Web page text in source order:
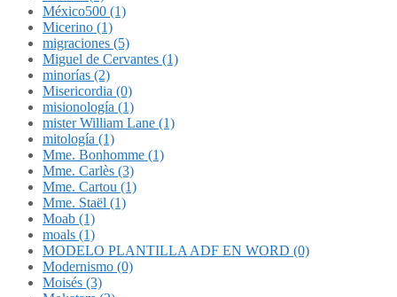
México500 (1)
Micerino (1)
migraciones (5)
Miguel de Cervantes (1)
minorías (2)
Misericordia (0)
misionología (1)
mister William Lane (1)
mitología (1)
Mme. Bonhomme (1)
Mme. Carlès (3)
Mme. Cartou (1)
Mme. Staël (1)
Moab (1)
moals (1)
MODELO PLANTILLA ADF EN WORD (0)
Modernismo (0)
Moisés (3)